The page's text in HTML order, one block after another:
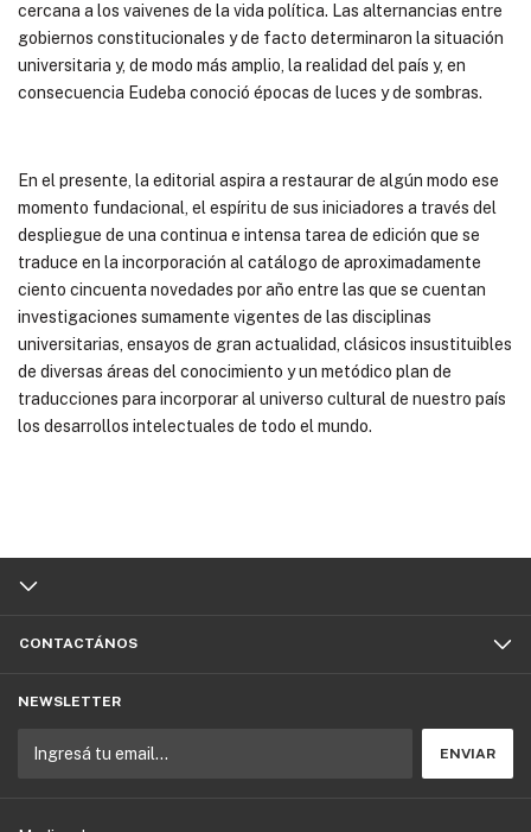
cercana a los vaivenes de la vida política. Las alternancias entre
gobiernos constitucionales y de facto determinaron la situación
universitaria y, de modo más amplio, la realidad del país y, en
consecuencia Eudeba conoció épocas de luces y de sombras.
En el presente, la editorial aspira a restaurar de algún modo ese
momento fundacional, el espíritu de sus iniciadores a través del
despliegue de una continua e intensa tarea de edición que se
traduce en la incorporación al catálogo de aproximadamente
ciento cincuenta novedades por año entre las que se cuentan
investigaciones sumamente vigentes de las disciplinas
universitarias, ensayos de gran actualidad, clásicos insustituibles
de diversas áreas del conocimiento y un metódico plan de
traducciones para incorporar al universo cultural de nuestro país
los desarrollos intelectuales de todo el mundo.
CONTACTÁNOS
NEWSLETTER